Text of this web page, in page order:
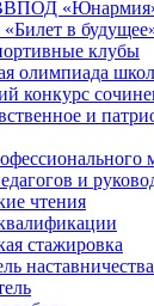
в
клубы
олимпиада
конкурс
и
и
чтения
стажировка
наставничества